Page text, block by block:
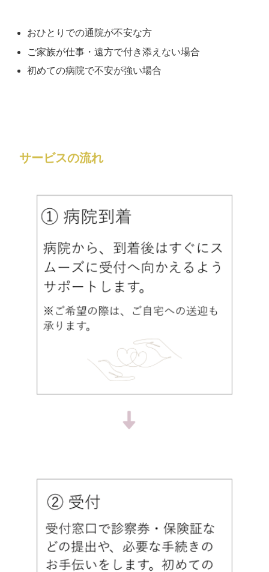
おひとりでの通院が不安な方
ご家族が仕事・遠方で付き添えない場合
初めての病院で不安が強い場合
サービスの流れ